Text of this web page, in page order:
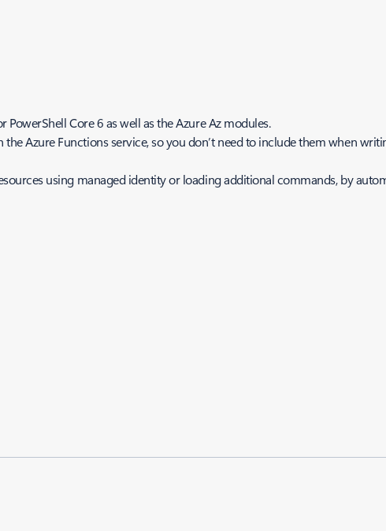
Core 6 as well as the Azure Az modules.
Azure Functions service, so you don’t need to include them when
using managed identity or loading additional commands, by